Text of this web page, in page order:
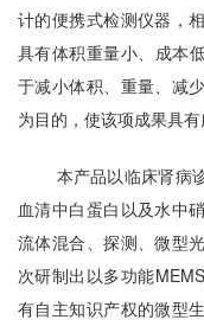
计的便携式检测仪器，
具有体积重量小、成本
于减小体积、重量、减
为目的，使该项成果具有
本产品以临床肾病
血清中白蛋白以及水中
流体混合、探测、微型
次研制出以多功能MEMS
有自主知识产权的微型